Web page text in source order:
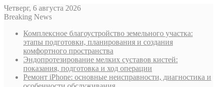
Четверг, 6 августа 2026
Breaking News
Комплексное благоустройство земельного участка:
этапы подготовки, планирования и создания
комфортного пространства
Эндопротезирование мелких суставов кистей:
показания, подготовка и ход операции
Ремонт iPhone: основные неисправности, диагностика и